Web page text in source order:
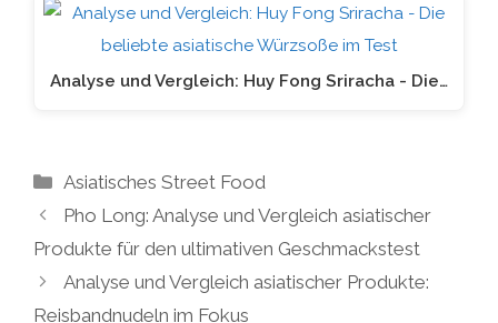
Analyse und Vergleich: Huy Fong Sriracha - Die…
Kategorien
Asiatisches Street Food
Pho Long: Analyse und Vergleich asiatischer
Produkte für den ultimativen Geschmackstest
Analyse und Vergleich asiatischer Produkte:
Reisbandnudeln im Fokus